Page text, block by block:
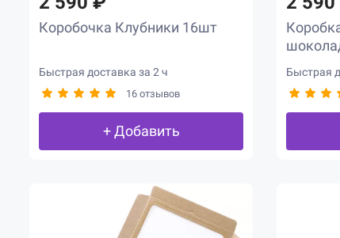
Коробочка Клубники 16шт
Быстрая доставка за 2 ч
16 отзывов
+ Добавить
Быстрая